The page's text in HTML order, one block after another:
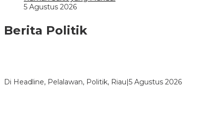
5 Agustus 2026
Berita Politik
Di Headline, Pelalawan, Politik, Riau 5 Agustus 2026